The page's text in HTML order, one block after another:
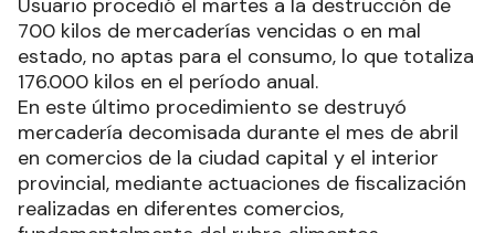
Usuario procedió el martes a la destrucción de
700 kilos de mercaderías vencidas o en mal
estado, no aptas para el consumo, lo que totaliza
176.000 kilos en el período anual.
En este último procedimiento se destruyó
mercadería decomisada durante el mes de abril
en comercios de la ciudad capital y el interior
provincial, mediante actuaciones de fiscalización
realizadas en diferentes comercios,